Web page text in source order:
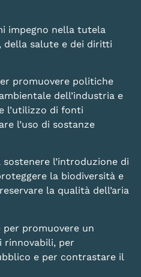
impegno nella tutela
della salute e dei diritti
promuovere politiche
dell’industria e
l’utilizzo di fonti
l’uso di sostanze
l’introduzione di
la biodiversità e
la qualità dell’aria
promuovere un
rinnovabili, per
e per contrastare il